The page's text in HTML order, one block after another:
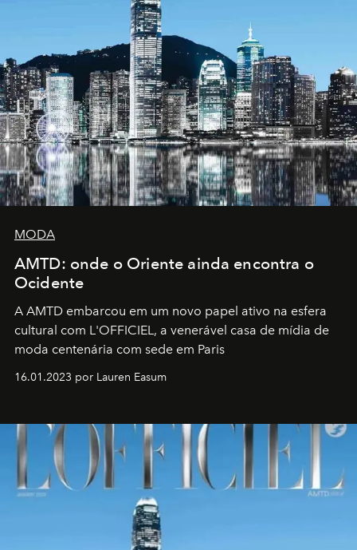
MODA
AMTD: onde o Oriente ainda encontra o
Ocidente
A AMTD embarcou em um novo papel ativo na esfera
cultural com L'OFFICIEL, a venerável casa de mídia de
moda centenária com sede em Paris
16.01.2023 por Lauren Easum